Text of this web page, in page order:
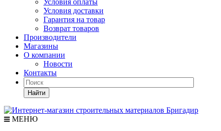
Условия оплаты
Условия доставки
Гарантия на товар
Возврат товаров
Производители
Магазины
О компании
Новости
Контакты
Найти
МЕНЮ